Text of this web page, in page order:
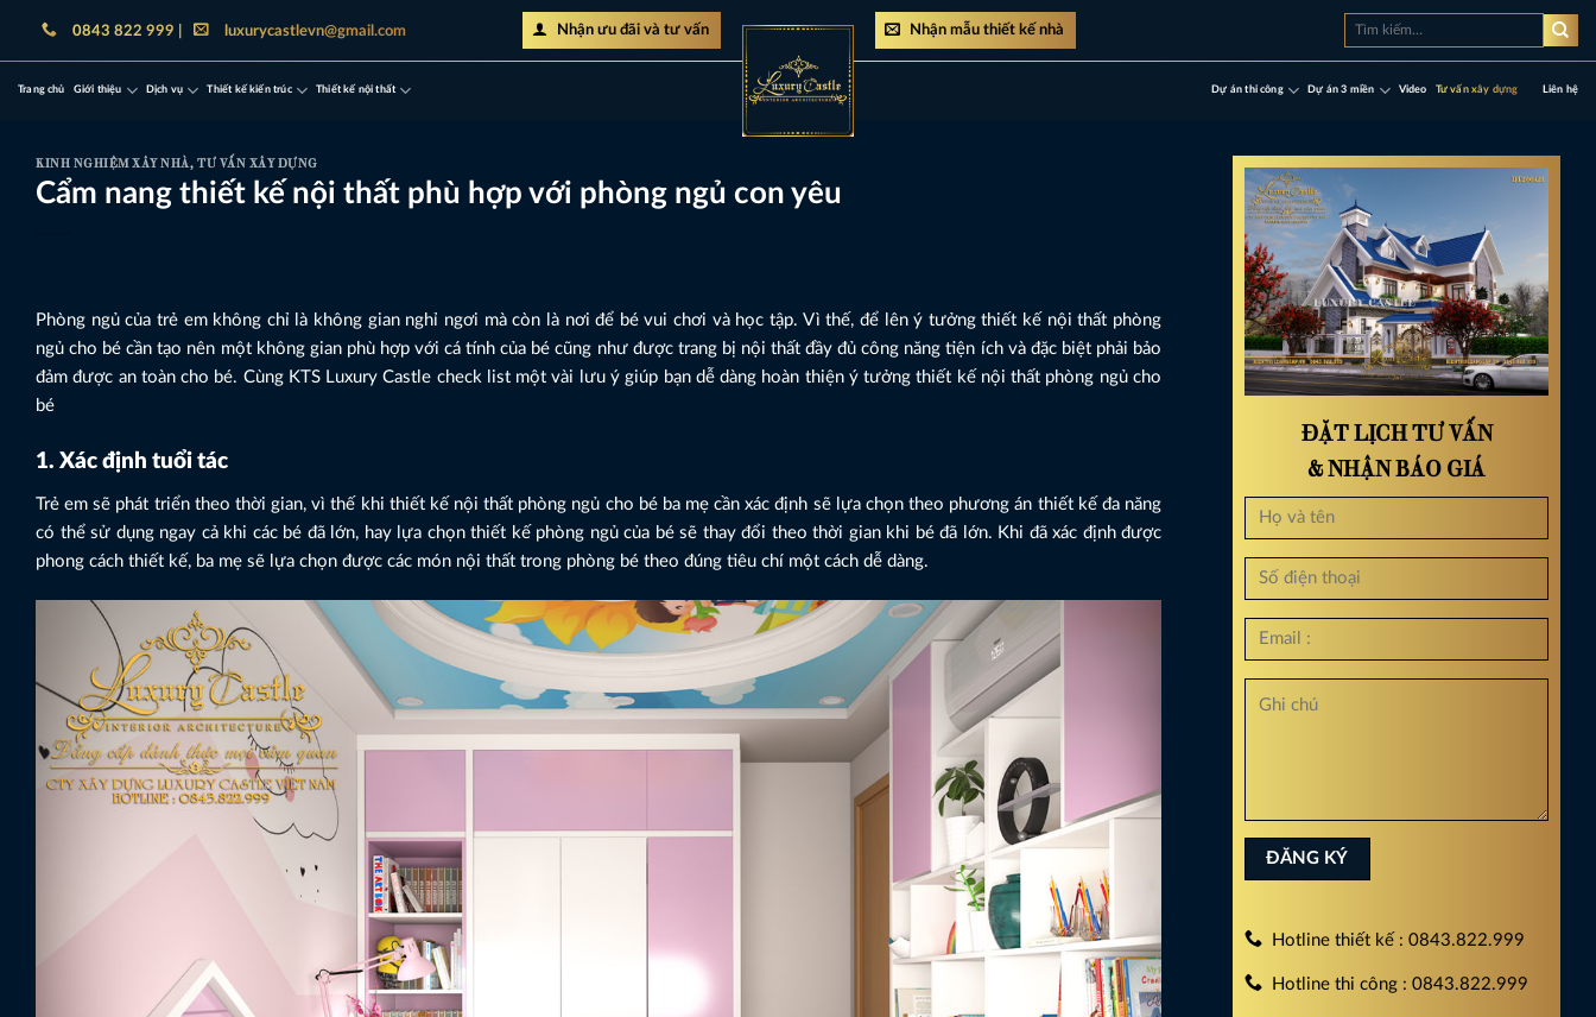
dung
0843 822 999 | luxurycastlevn@gmail.com Nhận ưu đãi và tư vấn Nhận mẫu thiết kế nhà
Tìm
Trang chủ Giới thiệu Dịch vụ Thiết kế kiến trúc Thiết kế nội thất Dự án thi công Dự án 3 miền Video Tư vấn xây dựng Liên hệ
KINH NGHIỆM XÂY NHÀ,TƯ VẤN XÂY DỰNG
Cẩm nang thiết kế nội thất phù hợp với phòng ngủ con yêu
Phòng ngủ của trẻ em không chỉ là không gian nghỉ ngơi mà còn là nơi để bé vui chơi và học tập. Vì thế, để lên ý tưởng thiết kế nội thất phòng
ngủ cho bé cần tạo nên một không gian phù hợp với cá tính của bé cũng như được trang bị nội thất đầy đủ công năng tiện ích và đặc biệt phải bảo
đảm được an toàn cho bé. Cùng KTS Luxury Castle check list một vài lưu ý giúp bạn dễ dàng hoàn thiện ý tưởng thiết kế nội thất phòng ngủ cho
bé
1. Xác định tuổi tác
Trẻ em sẽ phát triển theo thời gian, vì thế khi thiết kế nội thất phòng ngủ cho bé ba mẹ cần xác định sẽ lựa chọn theo phương án thiết kế đa năng
có thể sử dụng ngay cả khi các bé đã lớn, hay lựa chọn thiết kế phòng ngủ của bé sẽ thay đổi theo thời gian khi bé đã lớn. Khi đã xác định được
phong cách thiết kế, ba mẹ sẽ lựa chọn được các món nội thất trong phòng bé theo đúng tiêu chí một cách dễ dàng.
ĐẶT LỊCH TƯ VẤN
& NHẬN BÁO GIÁ
Hotline thiết kế : 0843.822.999
Hotline thi công : 0843.822.999